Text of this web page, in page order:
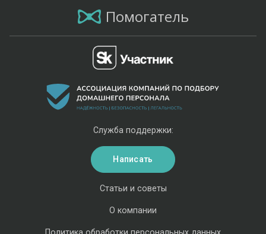
Помогатель
Статьи и советы
О компании
Служба поддержки:
Написать